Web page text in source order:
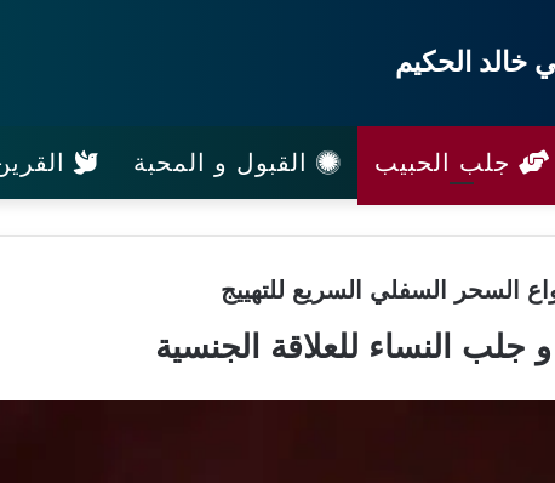
خالد الحكيم
جلب الحبيب القبول و المحبة
السحر السفلي السريع للتهييج
جلب النساء للعلاقة الجنسية